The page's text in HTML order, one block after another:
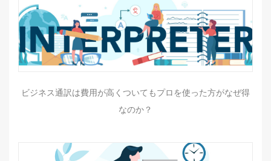
ビジネス通訳は費用が高くついてもプロを使った方がなぜ得
なのか？